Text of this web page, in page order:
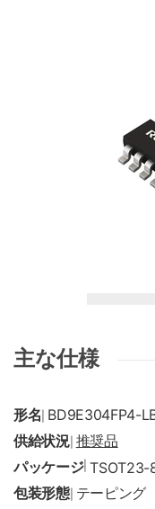
主な仕様
形名 BD9E304FP4-
供給状況| 推奨品
パッケージ|TSOT23-
包装形態| テーピング